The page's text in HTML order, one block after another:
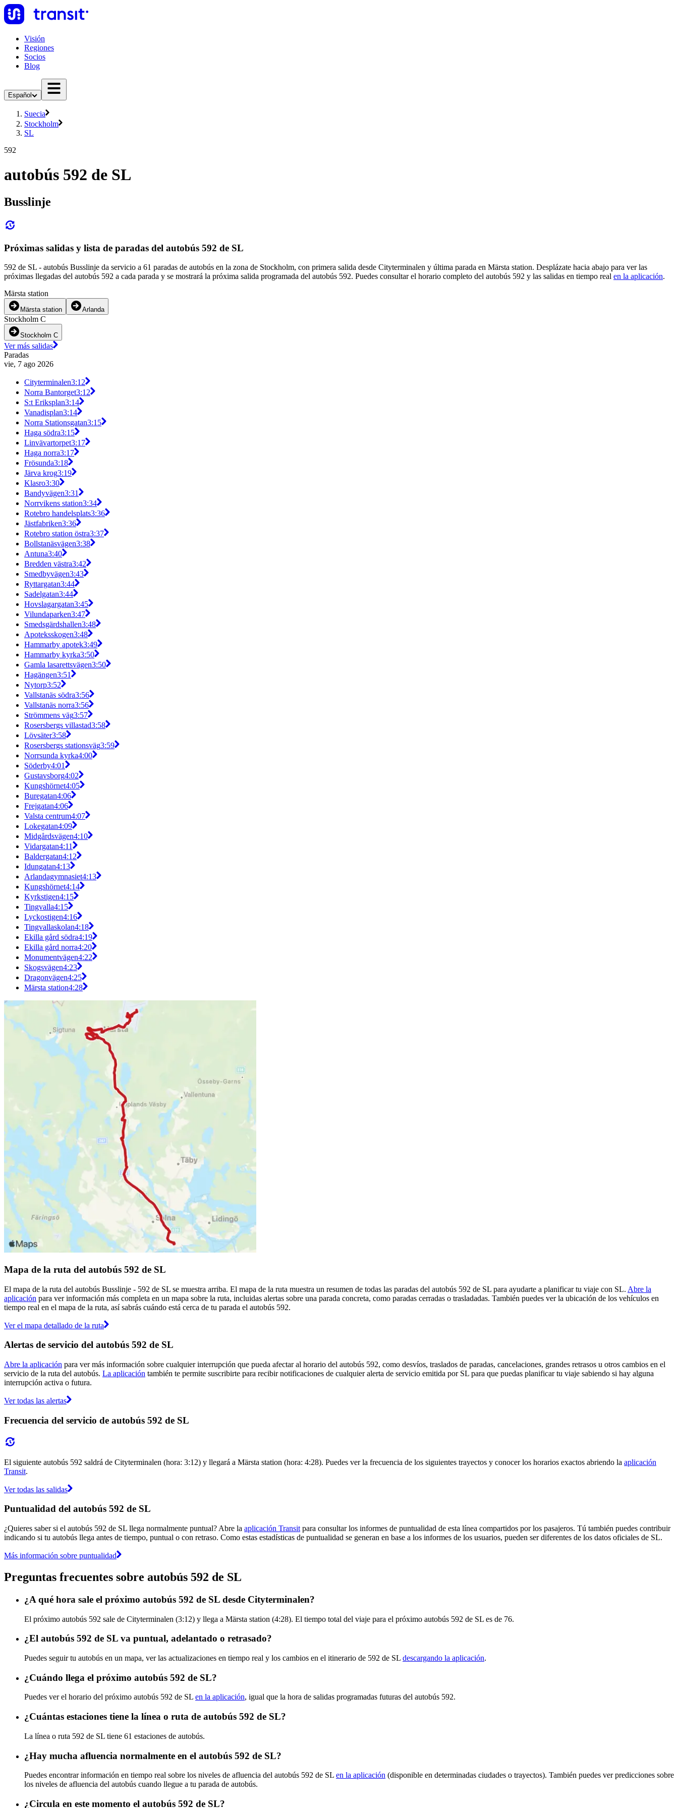
Visión
Regiones
Socios
Blog
Español
Suecia
Stockholm
SL
592
autobús 592 de SL
Busslinje
Próximas salidas y lista de paradas del autobús 592 de SL
592 de SL - autobús Busslinje da servicio a 61 paradas de autobús en la zona de Stockholm, con primera salida desde Cityterminalen y última parada en Märsta station. Desplázate hacia abajo para ver las
próximas llegadas del autobús 592 a cada parada y se mostrará la próxima salida programada del autobús 592. Puedes consultar el horario completo del autobús 592 y las salidas en tiempo real en la aplicación.
Märsta station
Märsta station Arlanda
Stockholm C
Stockholm C
Ver más salidas
Paradas
vie, 7 ago 2026
Cityterminalen3:12
Norra Bantorget3:12
S:t Eriksplan3:14
Vanadisplan3:14
Norra Stationsgatan3:15
Haga södra3:15
Linvävartorpet3:17
Haga norra3:17
Frösunda3:18
Järva krog3:19
Klasro3:30
Bandyvägen3:31
Norrvikens station3:34
Rotebro handelsplats3:36
Jästfabriken3:36
Rotebro station östra3:37
Bollstanäsvägen3:38
Antuna3:40
Bredden västra3:42
Smedbyvägen3:43
Ryttargatan3:44
Sadelgatan3:44
Hovslagargatan3:45
Vilundaparken3:47
Smedsgärdshallen3:48
Apoteksskogen3:48
Hammarby apotek3:49
Hammarby kyrka3:50
Gamla lasarettsvägen3:50
Hagängen3:51
Nytorp3:52
Vallstanäs södra3:56
Vallstanäs norra3:56
Strömmens väg3:57
Rosersbergs villastad3:58
Lövsäter3:58
Rosersbergs stationsväg3:59
Norrsunda kyrka4:00
Söderby4:01
Gustavsborg4:02
Kungshörnet4:05
Buregatan4:06
Frejgatan4:06
Valsta centrum4:07
Lokegatan4:09
Midgårdsvägen4:10
Vidargatan4:11
Baldergatan4:12
Idungatan4:13
Arlandagymnasiet4:13
Kungshörnet4:14
Kyrkstigen4:15
Tingvalla4:15
Lyckostigen4:16
Tingvallaskolan4:18
Ekilla gård södra4:19
Ekilla gård norra4:20
Monumentvägen4:22
Skogsvägen4:23
Dragonvägen4:25
Märsta station4:28
Mapa de la ruta del autobús 592 de SL
El mapa de la ruta del autobús Busslinje - 592 de SL se muestra arriba. El mapa de la ruta muestra un resumen de todas las paradas del autobús 592 de SL para ayudarte a planificar tu viaje con SL. Abre la
aplicación para ver información más completa en un mapa sobre la ruta, incluidas alertas sobre una parada concreta, como paradas cerradas o trasladadas. También puedes ver la ubicación de los vehículos en
tiempo real en el mapa de la ruta, así sabrás cuándo está cerca de tu parada el autobús 592.
Ver el mapa detallado de la ruta
Alertas de servicio del autobús 592 de SL
Abre la aplicación para ver más información sobre cualquier interrupción que pueda afectar al horario del autobús 592, como desvíos, traslados de paradas, cancelaciones, grandes retrasos u otros cambios en el
servicio de la ruta del autobús. La aplicación también te permite suscribirte para recibir notificaciones de cualquier alerta de servicio emitida por SL para que puedas planificar tu viaje sabiendo si hay alguna
interrupción activa o futura.
Ver todas las alertas
Frecuencia del servicio de autobús 592 de SL
El siguiente autobús 592 saldrá de Cityterminalen (hora: 3:12) y llegará a Märsta station (hora: 4:28). Puedes ver la frecuencia de los siguientes trayectos y conocer los horarios exactos abriendo la aplicación
Transit.
Ver todas las salidas
Puntualidad del autobús 592 de SL
¿Quieres saber si el autobús 592 de SL llega normalmente puntual? Abre la aplicación Transit para consultar los informes de puntualidad de esta línea compartidos por los pasajeros. Tú también puedes contribuir
indicando si tu autobús llega antes de tiempo, puntual o con retraso. Como estas estadísticas de puntualidad se generan en base a los informes de los usuarios, pueden ser diferentes de los datos oficiales de SL.
Más información sobre puntualidad
Preguntas frecuentes sobre autobús 592 de SL
¿A qué hora sale el próximo autobús 592 de SL desde Cityterminalen?
El próximo autobús 592 sale de Cityterminalen (3:12) y llega a Märsta station (4:28). El tiempo total del viaje para el próximo autobús 592 de SL es de 76.
¿El autobús 592 de SL va puntual, adelantado o retrasado?
Puedes seguir tu autobús en un mapa, ver las actualizaciones en tiempo real y los cambios en el itinerario de 592 de SL descargando la aplicación.
¿Cuándo llega el próximo autobús 592 de SL?
Puedes ver el horario del próximo autobús 592 de SL en la aplicación, igual que la hora de salidas programadas futuras del autobús 592.
¿Cuántas estaciones tiene la línea o ruta de autobús 592 de SL?
La línea o ruta 592 de SL tiene 61 estaciones de autobús.
¿Hay mucha afluencia normalmente en el autobús 592 de SL?
Puedes encontrar información en tiempo real sobre los niveles de afluencia del autobús 592 de SL en la aplicación (disponible en determinadas ciudades o trayectos). También puedes ver predicciones sobre
los niveles de afluencia del autobús cuando llegue a tu parada de autobús.
¿Circula en este momento el autobús 592 de SL?